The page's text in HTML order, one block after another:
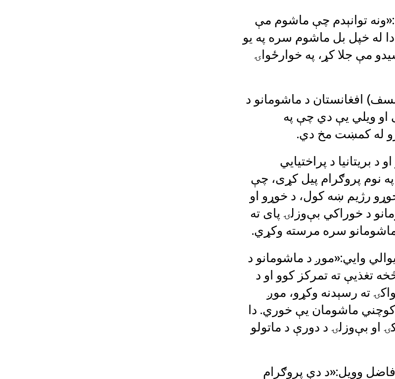
توانېدم چې ماشوم مې
دا له خپل بل ماشوم سره په یو
مې جلا کړ، په خوارځواۍ
افغانستان د ماشومانو د
او ویلي یې دي چې په
بریتانیا د پراختیايي
په نوم پروګرام پیل کړی، چې
رژیم ښه کول، د خوړو او
د خوراکي بې‌وزلۍ پای ته
وايي:«موږ د ماشومانو د
تغذیې ته تمرکز کوو او د
ته رسېدنه وکړو، موږ
ماشومان یې خوري. دا
او بې‌وزلۍ د دورې د ماتولو
وویل:«د دې پروګرام